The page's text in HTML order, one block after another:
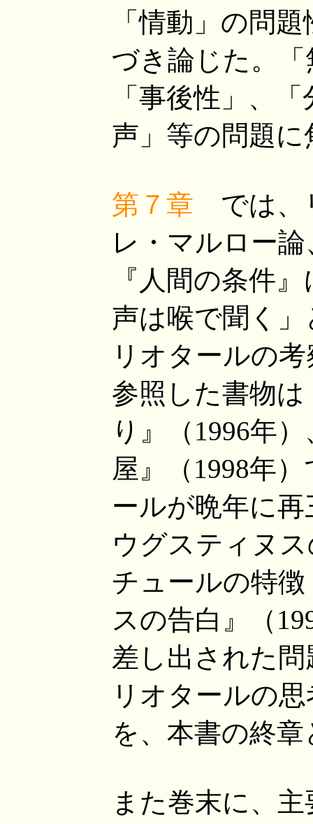
「情動」の問
づき論じた。
「事後性」、
声」等の問題
第７章 では、
レ・マルロー
『人間の条件
声は喉で聞く
リオタールの
参照した書物
り』（1996年
屋』（1998年
ールが晩年に
ウグスティヌ
チュールの特
スの告白』（
差し出された
リオタールの
を、本書の終
また巻末に、